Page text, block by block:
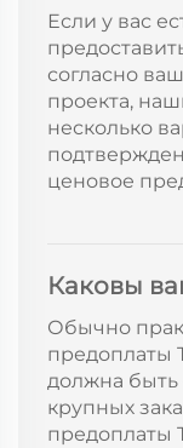
Если у вас
согласно
проекта,
несколько
ценовое
Каковы
Обычно
предоплаты
должна быть
крупных
предоплаты